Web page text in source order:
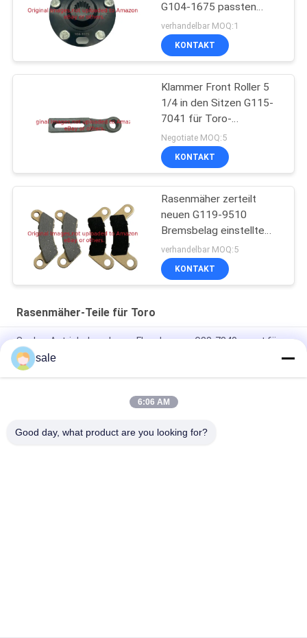
G104-1675 passten
Toro-Arbeiter-
Gebrauchsfahrzeug
verhandelbar MOQ:1
KONTAKT
Klammer Front Roller 5
1/4 in den Sitzen G115-
7041 für Toro-
Rasenmäher
Negotiate MOQ:5
KONTAKT
Rasenmäher zerteilt
neuen G119-9510
Bremsbelag einstellte
von 4 Sitzen Toro
verhandelbar MOQ:5
KONTAKT
Rasenmäher-Teile für Toro
Spulen-Antriebskupplungs-Flaschenzug G88-7840 passt für
Toro 1010 1600 800 2600 2000 Mäher
Lawnmower Teile Kolbenring Set (0,05 mm) G94-6837 Fits
sale
6:06 AM
Good day, what product are you looking for?